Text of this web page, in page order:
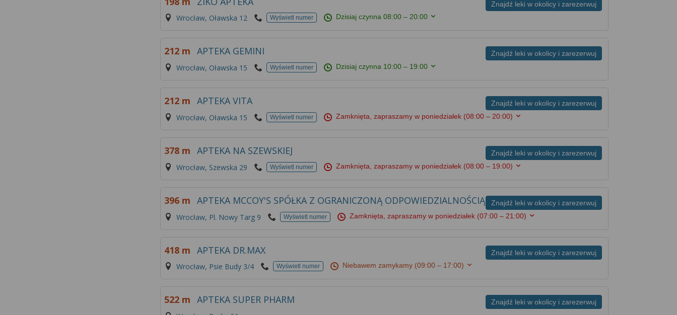
Znajdź leki w okolicy i zarezerwuj
Wrocław, Oławska 12 Wyświetl numer Dzisiaj czynna08:00 – 20:00
Znajdź leki w okolicy i zarezerwuj
212 m APTEKA GEMINI
Wrocław, Oławska 15 Wyświetl numer Dzisiaj czynna 10:00 – 19:00
Znajdź leki w okolicy i zarezerwuj
212 m APTEKA VITA
Wrocław, Oławska 15 Wyświetl numer Zamknięta, zapraszamy w poniedziałek (08:00 – 20:00)
Znajdź leki w okolicy i zarezerwuj
378 m APTEKA NA SZEWSKIEJ
Wrocław, Szewska 29 Wyświetl numer Zamknięta, zapraszamy w poniedziałek (08:00 – 19:00)
Znajdź leki w okolicy i zarezerwuj
396 m APTEKA MCCOY'S SPÓŁKA Z OGRANICZONĄ ODPOWIEDZIALNOŚCIĄ
Wrocław, Pl. Nowy Targ 9 Wyświetl numer Zamknięta, zapraszamy w poniedziałek (07:00 – 21:00)
Znajdź leki w okolicy i zarezerwuj
418 m APTEKA DR.MAX
Wrocław, Psie Budy 3/4 Wyświetl numer Niebawem zamykamy (09:00 – 17:00)
Znajdź leki w okolicy i zarezerwuj
522 m APTEKA SUPER PHARM